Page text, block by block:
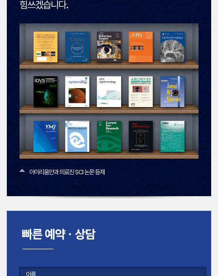
힘쓰겠습니다.
아이리움안과 의료진 SCI 논문 등재